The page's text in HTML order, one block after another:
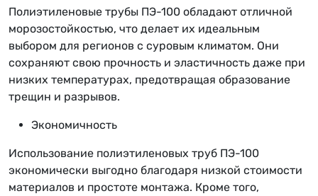
Полиэтиленовые трубы ПЭ-100 обладают отличной
морозостойкостью, что делает их идеальным
выбором для регионов с суровым климатом. Они
сохраняют свою прочность и эластичность даже при
низких температурах, предотвращая образование
трещин и разрывов.
Экономичность
Использование полиэтиленовых труб ПЭ-100
экономически выгодно благодаря низкой стоимости
материалов и простоте монтажа. Кроме того,